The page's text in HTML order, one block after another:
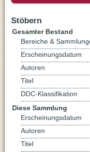
Stöbern
Gesamter Bestand
Bereiche &
Erscheinungsdatum
Autoren
Titel
DDC-Klassifikation
Diese Sammlung
Erscheinungsdatum
Autoren
Titel